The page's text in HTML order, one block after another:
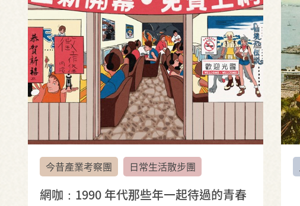
今昔產業考察團 日常生活散步團
網咖：1990 年代那些年一起待過的青春